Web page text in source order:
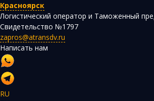
Красноярск
Логистический оператор и Таможенный
Свидетельство №1797
zapros@atransdv.ru
Написать нам
RU